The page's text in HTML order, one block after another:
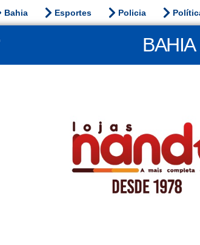
Bahia Esportes Policia
BAHIA